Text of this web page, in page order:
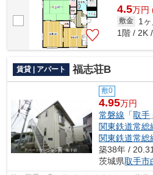
4.5万円
敷金 1ヶ
1階 / 2K
賃貸 | アパート 福志荘B
敷0
4.95万円
常磐線 「取手
関東鉄道常総
関東鉄道常総
築38年 /
茨城県取手市